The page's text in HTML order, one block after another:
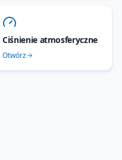
Ciśnienie atmosferyczne
Otwórz